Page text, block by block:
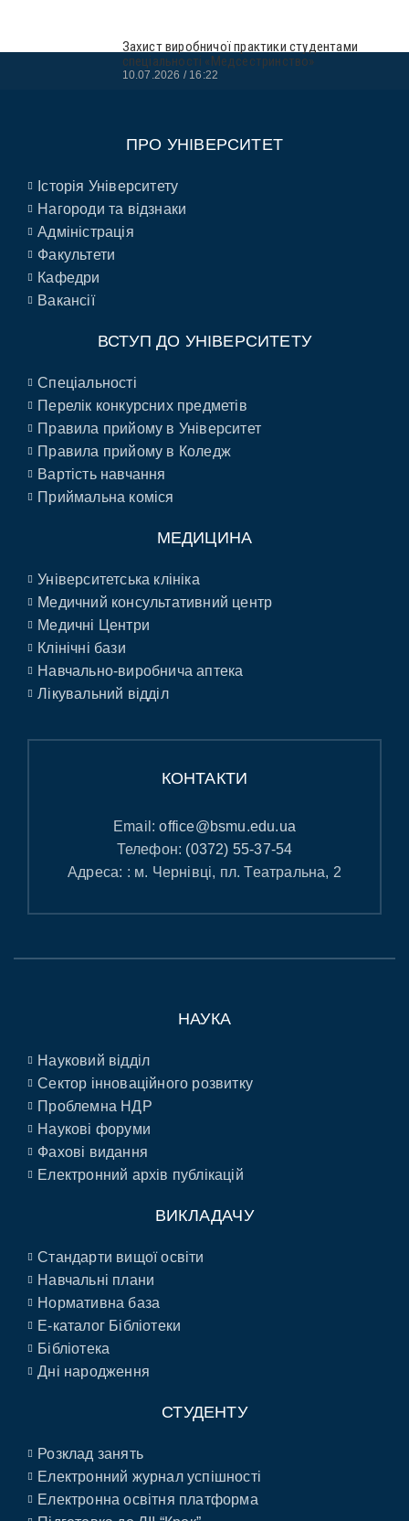
Захист виробничої практики студентами
спеціальності «Медсестринство»
10.07.2026 16:22
ПРО УНІВЕРСИТЕТ
Історія Університету
Нагороди та відзнаки
Адміністрація
Факультети
Кафедри
Вакансії
ВСТУП ДО УНІВЕРСИТЕТУ
Спеціальності
Перелік конкурсних предметів
Правила прийому в Університет
Правила прийому в Коледж
Вартість навчання
Приймальна коміся
МЕДИЦИНА
Університетська клініка
Медичний консультативний центр
Медичні Центри
Клінічні бази
Навчально-виробнича аптека
Лікувальний відділ
КОНТАКТИ
Email:office@bsmu.edu.ua
Телефон: (0372) 55-37-54
Адреса: : м. Чернівці, пл. Театральна, 2
НАУКА
Науковий відділ
Сектор інноваційного розвитку
Проблемна НДР
Наукові форуми
Фахові видання
Електронний архів публікацій
ВИКЛАДАЧУ
Стандарти вищої освіти
Навчальні плани
Нормативна база
E-каталог Бібліотеки
Бібліотека
Дні народження
СТУДЕНТУ
Розклад занять
Електронний журнал успішності
Електронна освітня платформа